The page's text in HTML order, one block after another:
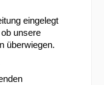
eingelegt
unsere
überwiegen.